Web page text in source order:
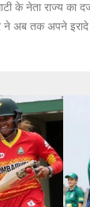
के नेता राज्य का
अब तक अपने इरादे